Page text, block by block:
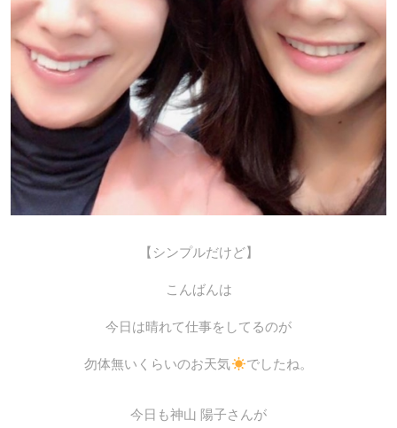
【シンプルだけど】
こんばんは
今日は晴れて仕事をしてるのが
勿体無いくらいのお天気 でしたね。
今日も神山 陽子さんが